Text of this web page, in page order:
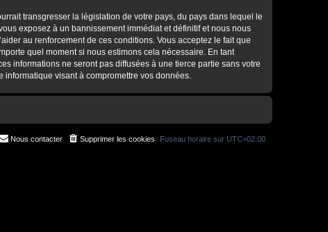
transgresser la législation de votre pays, du pays dans lequel le
exposez à un bannissement immédiat et définitif et nous nous
au renforcement de ces conditions. Vous acceptez le fait que
quel moment si nous estimons cela nécessaire. En tant
informations ne seront pas diffusées à une tierce partie sans votre
informatique visant à compromettre vos données.
Fuseau horaire sur UTC+02:00
Supprimer les cookies
Nous contacter